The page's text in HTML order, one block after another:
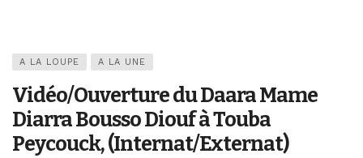
A LA LOUPE A LA UNE
Vidéo/Ouverture du Daara Mame
Diarra Bousso Diouf à Touba
Peycouck, (Internat/Externat)